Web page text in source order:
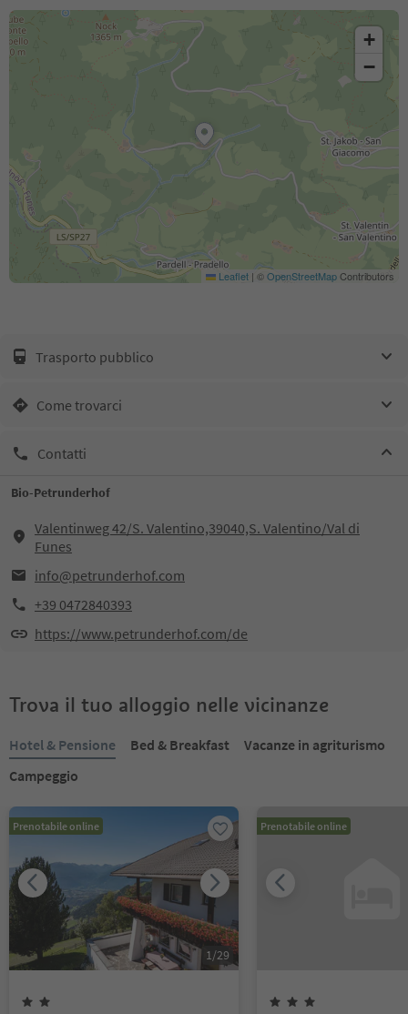
+
−
Leaflet | ©OpenStreetMapContributors
Trasporto pubblico
Come trovarci
Contatti
Bio-Petrunderhof
Valentinweg 42/S. Valentino,39040,S. Valentino/Val di
Funes
info@petrunderhof.com
+39 0472840393
https://www.petrunderhof.com/de
Trova il tuo alloggio nelle vicinanze
Hotel & Pensione Bed & Breakfast
Vacanze in agriturismo
Campeggio
Prenotabile online
1/29
Prenotabile online